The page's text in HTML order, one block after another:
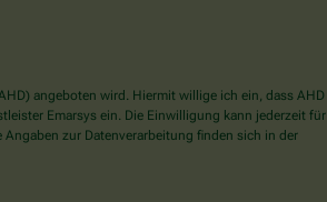
angeboten wird. Hiermit willige ich ein, dass AHD
Emarsys ein. Die Einwilligung kann jederzeit für
zur Datenverarbeitung finden sich in der